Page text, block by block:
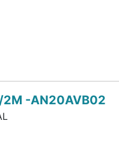
/2M -AN20AVB02